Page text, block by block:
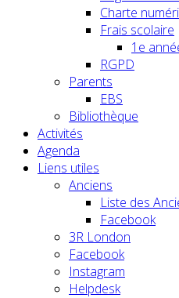
Charte
Frais scolaire
1e
RGPD
Parents
EBS
Bibliothèque
Activités
Agenda
Liens utiles
Anciens
Liste des
Facebook
3R London
Facebook
Instagram
Helpdesk